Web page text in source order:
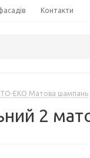
Контакти
EKO Матова шампань
2